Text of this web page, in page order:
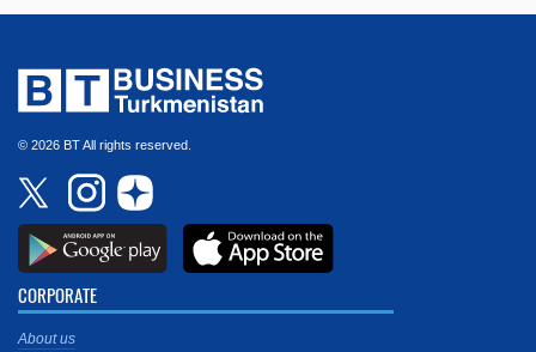
© 2026 BT All rights reserved.
CORPORATE
About us